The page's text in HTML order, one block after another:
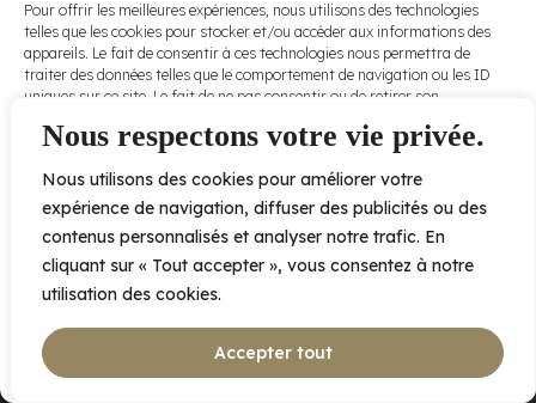
Nous respectons votre vie privée.
Nous utilisons des cookies pour améliorer votre
expérience de navigation, diffuser des publicités ou des
contenus personnalisés et analyser notre trafic. En
cliquant sur « Tout accepter », vous consentez à notre
utilisation des cookies.
Accepter tout
Pour offrir les meilleures expériences, nous utilisons des technologies
telles que les cookies pour stocker et/ou accéder aux informations des
appareils. Le fait de consentir à ces technologies nous permettra de
traiter des données telles que le comportement de navigation ou les ID
uniques sur ce site. Le fait de ne pas consentir ou de retirer son
et fonctions.
Accepter
Refuser
conditions
d’utilisationet
nospolitiques
de
confidentialité .